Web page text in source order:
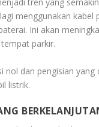
menggunakan
Ini akan
parkir.
nol dan pengisian
listrik.